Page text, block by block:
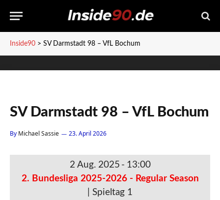
Inside90 > SV Darmstadt 98 – VfL Bochum
SV Darmstadt 98 – VfL Bochum
By Michael Sassie 23. April 2026
2 Aug. 2025 - 13:00
2. Bundesliga 2025-2026 - Regular Season
| Spieltag 1